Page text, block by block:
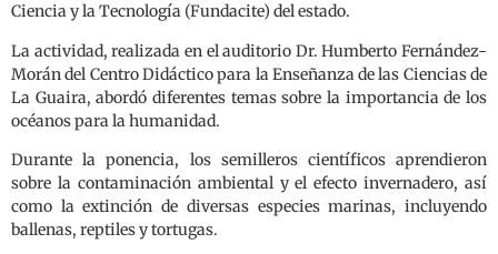
Ciencia y la Tecnología (Fundacite) del estado.
La actividad, realizada en el auditorio Dr. Humberto Fernández-
Morán del Centro Didáctico para la Enseñanza de las Ciencias de
La Guaira, abordó diferentes temas sobre la importancia de los
océanos para la humanidad.
Durante la ponencia, los semilleros científicos aprendieron
sobre la contaminación ambiental y el efecto invernadero, así
como la extinción de diversas especies marinas, incluyendo
ballenas, reptiles y tortugas.